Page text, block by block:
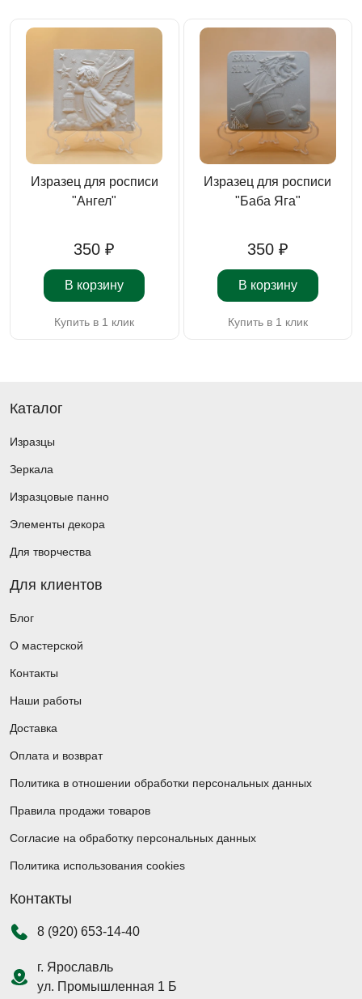
Изразец для росписи
"Ангел"
350 ₽
В корзину
Купить в 1 клик
Изразец для росписи
"Баба Яга"
350 ₽
В корзину
Купить в 1 клик
Каталог
Изразцы
Зеркала
Изразцовые панно
Элементы декора
Для творчества
Для клиентов
Блог
О мастерской
Контакты
Наши работы
Доставка
Оплата и возврат
Политика в отношении обработки персональных данных
Правила продажи товаров
Согласие на обработку персональных данных
Политика использования cookies
Контакты
8 (920) 653-14-40
г. Ярославль
ул. Промышленная 1 Б